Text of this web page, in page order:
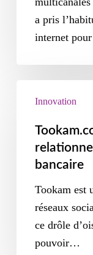
a pris
internet
Innovation
bancaire
Tookam est
réseaux
ce drôle
pouvoir…